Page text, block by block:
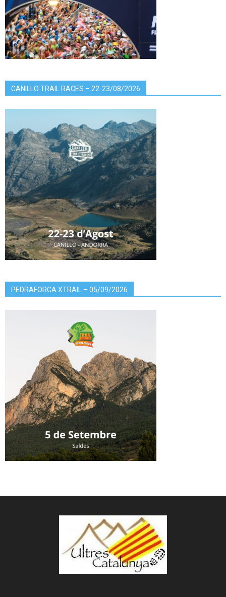
CANILLO TRAIL RACES – 22-23/08/2026
PEDRAFORCA XTRAIL – 05/09/2026